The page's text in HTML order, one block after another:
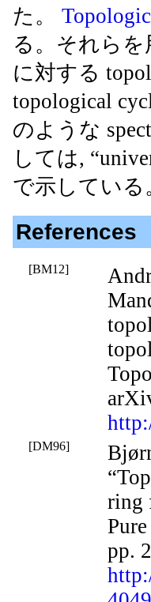
た。
る。それらを
に対する
topological
のような
しては,
で示している
References
[BM12]
[DM96]
ring
pp.